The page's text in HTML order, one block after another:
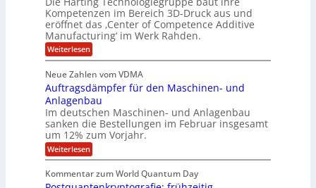
ä
l
t
6
5
M
i
l
l
i
o
n
n
g
i
n
e
r
i
n
g
f
ü
r
E
e
r
s
i
o
n
3
.
2
r
n
i
m
m
t
A
p
s
o
l
u
t
S
a
u
e
r
e
s
i
w
i
r
d
C
h
e
f
Kompetenzen im Bereich 3D-Druck aus und
eröffnet das ‚Center of Competence Additive
Manufacturing‘ im Werk Rahden.
Weiterlesen:
H
r
t
i
n
g
e
r
ö
f
n
Neue Zahlen vom VDMA
Auftragsdämpfer für den Maschinen- und
Anlagenbau
Im deutschen Maschinen- und Anlagenbau
sanken die Bestellungen im Februar insgesamt
um 12% zum Vorjahr.
Weiterlesen:
A
f
Kommentar zum World Quantum Day